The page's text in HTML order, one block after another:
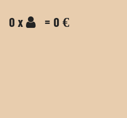
0 x = 0 €